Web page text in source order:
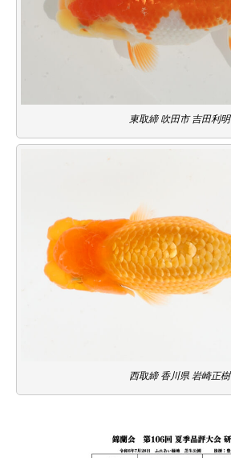
東取締 吹田市 吉田利明
西取締 香川県 岩崎正樹